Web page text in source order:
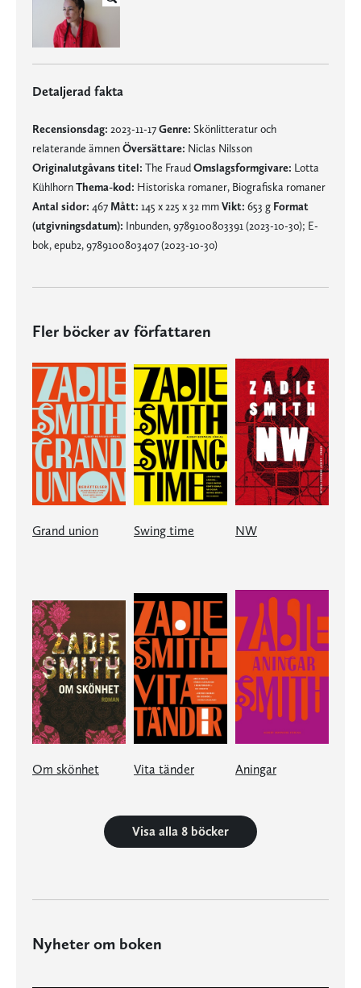
Detaljerad fakta
Recensionsdag: 2023-11-17Genre: Skönlitteratur och
relaterande ämnenÖversättare: Niclas Nilsson
Originalutgåvans titel: The FraudOmslagsformgivare: Lotta
KühlhornThema-kod: Historiska romaner, Biografiska romaner
Antal sidor: 467 Mått: 145 x 225 x 32 mmVikt: 653 g Format
(utgivningsdatum): Inbunden, 9789100803391 (2023-10-30); E-
bok, epub2, 9789100803407 (2023-10-30)
Fler böcker av författaren
Grand union Swing time NW
Om skönhet Vita tänder Aningar
Visa alla 8 böcker
Nyheter om boken